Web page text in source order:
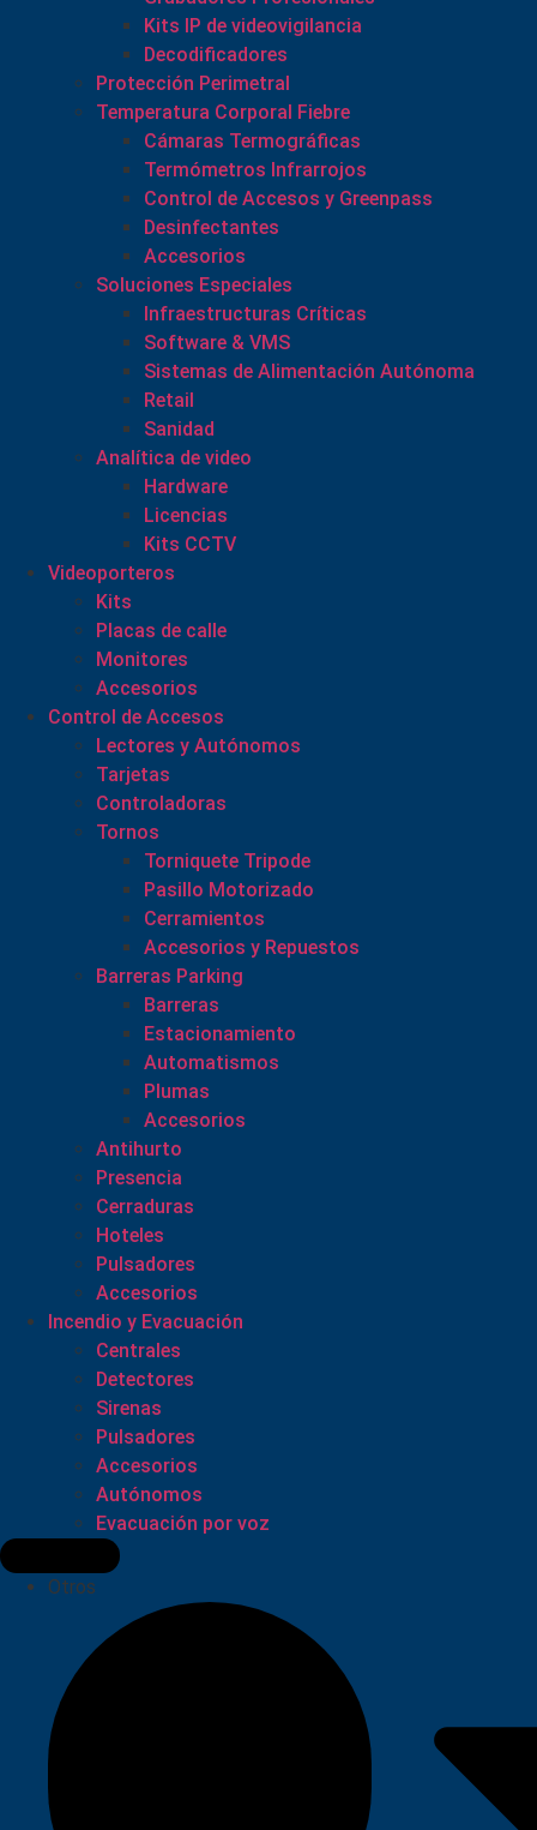
Kits IP de videovigilancia
Decodificadores
Protección Perimetral
Temperatura Corporal Fiebre
Cámaras Termográficas
Termómetros Infrarrojos
Control de Accesos y Greenpass
Desinfectantes
Accesorios
Soluciones Especiales
Infraestructuras Críticas
Software & VMS
Sistemas de Alimentación Autónoma
Retail
Sanidad
Analítica de video
Hardware
Licencias
Kits CCTV
Videoporteros
Kits
Placas de calle
Monitores
Accesorios
Control de Accesos
Lectores y Autónomos
Tarjetas
Controladoras
Tornos
Torniquete Tripode
Pasillo Motorizado
Cerramientos
Accesorios y Repuestos
Barreras Parking
Barreras
Estacionamiento
Automatismos
Plumas
Accesorios
Antihurto
Presencia
Cerraduras
Hoteles
Pulsadores
Accesorios
Incendio y Evacuación
Centrales
Detectores
Sirenas
Pulsadores
Accesorios
Autónomos
Evacuación por voz
Otros